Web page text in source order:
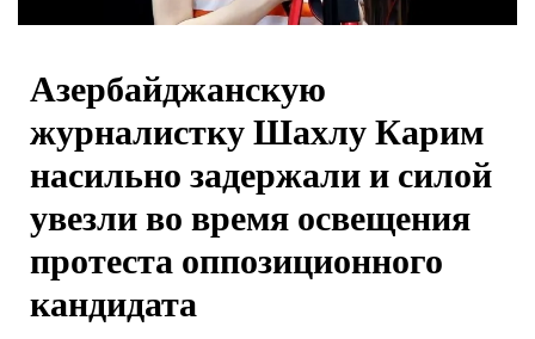
Азербайджанскую
журналистку Шахлу Карим
насильно задержали и силой
увезли во время освещения
протеста оппозиционного
кандидата